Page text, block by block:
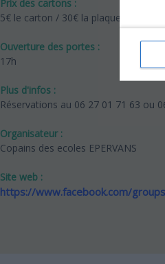
Prix des cartons :
5€ le carton / 30€ la plaque de 6
Ouverture des portes :
17h
Plus d'infos :
Réservations au 06 27 01 71 63 ou
Organisateur :
Copains des ecoles EPERVANS
Site web :
https://www.facebook.com/